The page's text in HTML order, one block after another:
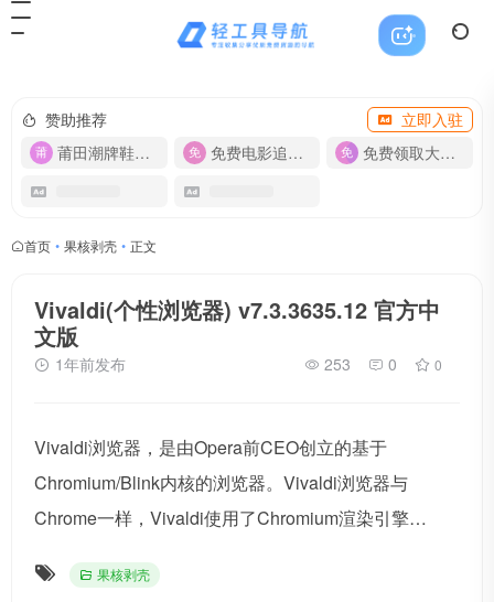
赞助推荐
立即入驻
莆田潮牌鞋服-货源
免费电影追剧APP 免费领取大流量卡【500G】
首页 • 果核剥壳 • 正文
Vivaldi(个性浏览器) v7.3.3635.12 官方中
文版
1年前发布 253 0 0
Vivaldi浏览器，是由Opera前CEO创立的基于
Chromium/Blink内核的浏览器。Vivaldi浏览器与
Chrome一样，Vivaldi使用了Chromium渲染引擎…
果核剥壳